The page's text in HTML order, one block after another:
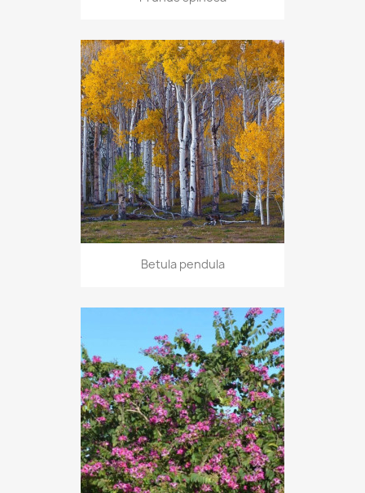
Betula pendula